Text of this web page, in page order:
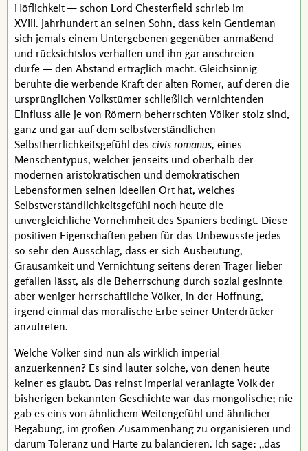
Höflichkeit — schon Lord Chesterfield schrieb im
XVIII. Jahrhundert an seinen Sohn, dass kein Gentleman
sich jemals einem Untergebenen gegenüber anmaßend
und rücksichtslos verhalten und ihn gar anschreien
dürfe — den Abstand erträglich macht. Gleichsinnig
beruhte die werbende Kraft der alten Römer, auf deren die
ursprünglichen Volkstümer schließlich vernichtenden
Einfluss alle je von Römern beherrschten Völker stolz sind,
ganz und gar auf dem selbstverständlichen
Selbstherrlichkeitsgefühl des civis romanus, eines
Menschentypus, welcher jenseits und oberhalb der
modernen aristokratischen und demokratischen
Lebensformen seinen ideellen Ort hat, welches
Selbstverständlichkeitsgefühl noch heute die
unvergleichliche Vornehmheit des Spaniers bedingt. Diese
positiven Eigenschaften geben für das Unbewusste jedes
so sehr den Ausschlag, dass er sich Ausbeutung,
Grausamkeit und Vernichtung seitens deren Träger lieber
gefallen lässt, als die Beherrschung durch sozial gesinnte
aber weniger herrschaftliche Völker, in der Hoffnung,
irgend einmal das moralische Erbe seiner Unterdrücker
anzutreten.
Welche Völker sind nun als wirklich imperial
anzuerkennen? Es sind lauter solche, von denen heute
keiner es glaubt. Das reinst imperial veranlagte Volk der
bisherigen bekannten Geschichte war das mongolische; nie
gab es eins von ähnlichem Weitengefühl und ähnlicher
Begabung, im großen Zusammenhang zu organisieren und
darum Toleranz und Härte zu balancieren. Ich sage: das